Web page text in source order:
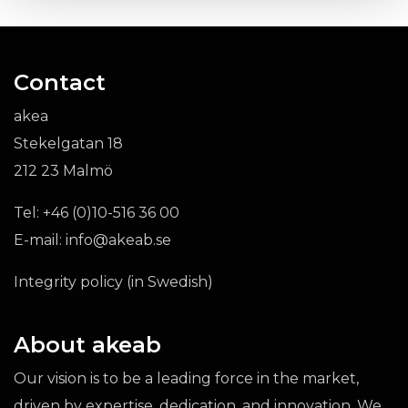
Contact
akea
Stekelgatan 18
212 23 Malmö
Tel: +46 (0)10-516 36 00
E-mail: info@akeab.se
Integrity policy (in Swedish)
About akeab
Our vision is to be a leading force in the market,